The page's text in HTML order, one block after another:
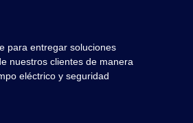
para entregar soluciones
nuestros clientes de manera
eléctrico y seguridad